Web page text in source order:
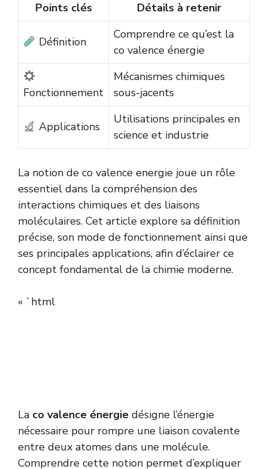
Points clés Détails à retenir
Définition
Comprendre ce qu’est la
co valence énergie
Fonctionnement
Mécanismes chimiques
sous-jacents
Applications
Utilisations principales en
science et industrie
La notion de co valence energie joue un rôle
essentiel dans la compréhension des
interactions chimiques et des liaisons
moléculaires. Cet article explore sa définition
précise, son mode de fonctionnement ainsi que
ses principales applications, afin d’éclairer ce
concept fondamental de la chimie moderne.
« `html
La co valence énergie désigne l’énergie
nécessaire pour rompre une liaison covalente
entre deux atomes dans une molécule.
Comprendre cette notion permet d’expliquer